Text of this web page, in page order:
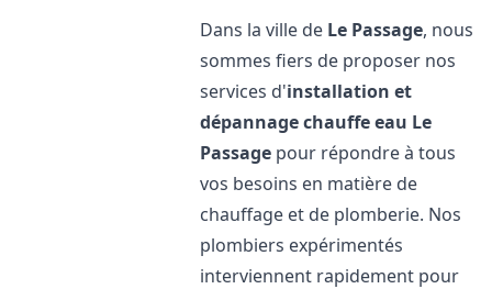
Dans la ville de Le Passage, nous
sommes fiers de proposer nos
services d'installation et
dépannage chauffe eau Le
Passage pour répondre à tous
vos besoins en matière de
chauffage et de plomberie. Nos
plombiers expérimentés
interviennent rapidement pour